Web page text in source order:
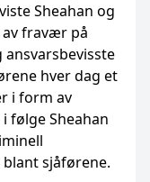
Sheahan og
av fravær på
hver dag et
i form av
følge Sheahan
sjåførene.